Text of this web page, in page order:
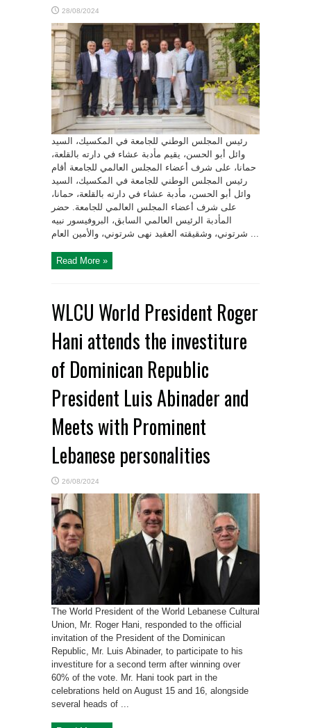
28/08/2024
رئيس المجلس الوطني للجامعة في المكسيك، السيد
وائل أبو الحسن، يقيم مأدبة عشاء في دارته بالقلعة،
حمانا، على شرف أعضاء المجلس العالمي للجامعة أقام
رئيس المجلس الوطني للجامعة في المكسيك، السيد
وائل أبو الحسن، مأدبة عشاء في دارته بالقلعة، حمانا،
على شرف أعضاء المجلس العالمي للجامعة. حضر
المأدبة الرئيس العالمي السابق، البروفيسور نبيه
شرتوني، وشقيقته العقيد نهى شرتوني، والأمين العام ...
Read More »
WLCU World President Roger
Hani attends the investiture
of Dominican Republic
President Luis Abinader and
Meets with Prominent
Lebanese personalities
26/08/2024
The World President of the World Lebanese Cultural
Union, Mr. Roger Hani, responded to the official
invitation of the President of the Dominican
Republic, Mr. Luis Abinader, to participate to his
investiture for a second term after winning over
60% of the vote. Mr. Hani took part in the
celebrations held on August 15 and 16, alongside
several heads of ...